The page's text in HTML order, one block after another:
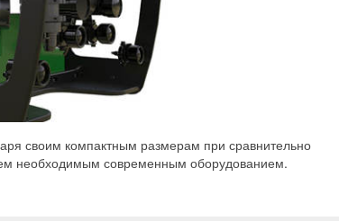
своим компактным размерам при сравнительно
необходимым современным оборудованием.